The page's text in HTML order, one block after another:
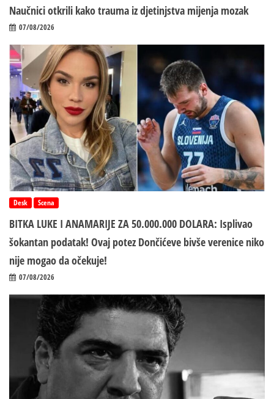
Naučnici otkrili kako trauma iz d‌jetinjstva mijenja mozak
07/08/2026
Desk Scena
BITKA LUKE I ANAMARIJE ZA 50.000.000 DOLARA: Isplivao
šokantan podatak! Ovaj potez Dončićeve bivše verenice niko
nije mogao da očekuje!
07/08/2026